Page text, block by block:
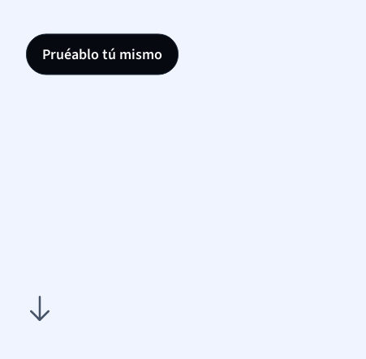
Pruéablo tú mismo